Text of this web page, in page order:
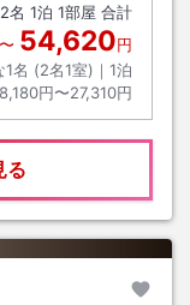
2名 1泊 1部屋 合計
〜 54,620円
1名 (2名1室)｜ 1泊
円〜27,310円
る